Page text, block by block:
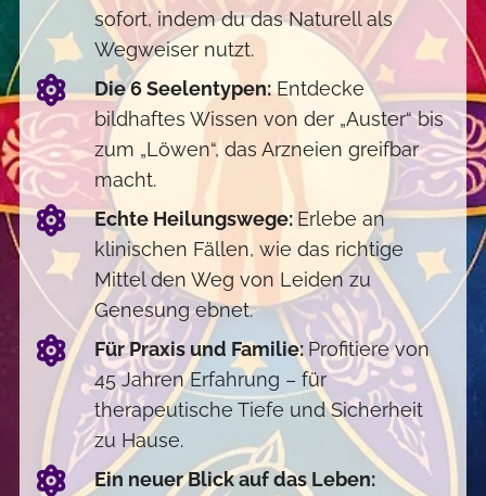
sofort, indem du das Naturell als
Wegweiser nutzt.
Die 6 Seelentypen:Entdecke
bildhaftes Wissen von der „Auster“ bis
zum „Löwen“, das Arzneien greifbar
macht.
Echte Heilungswege: Erlebe an
klinischen Fällen, wie das richtige
Mittel den Weg von Leiden zu
Genesung ebnet.
Für Praxis und Familie: Profitiere von
45 Jahren Erfahrung – für
therapeutische Tiefe und Sicherheit
zu Hause.
Ein neuer Blick auf das Leben: